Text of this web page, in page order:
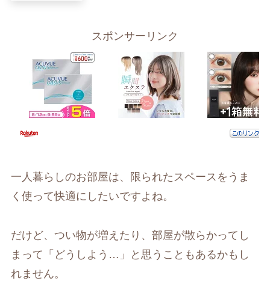
スポンサーリンク
一人暮らしのお部屋は、限られたスペースをうま
く使って快適にしたいですよね。
だけど、つい物が増えたり、部屋が散らかってし
まって「どうしよう…」と思うこともあるかもし
れません。